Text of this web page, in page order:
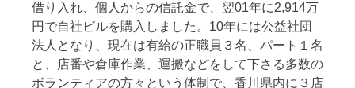
借り入れ、個人からの信託金で、翌01年に2,914万
円で自社ビルを購入しました。10年には公益社団
法人となり、現在は有給の正職員３名、パート１名
と、店番や倉庫作業、運搬などをして下さる多数の
ボランティアの方々という体制で、香川県内に３店